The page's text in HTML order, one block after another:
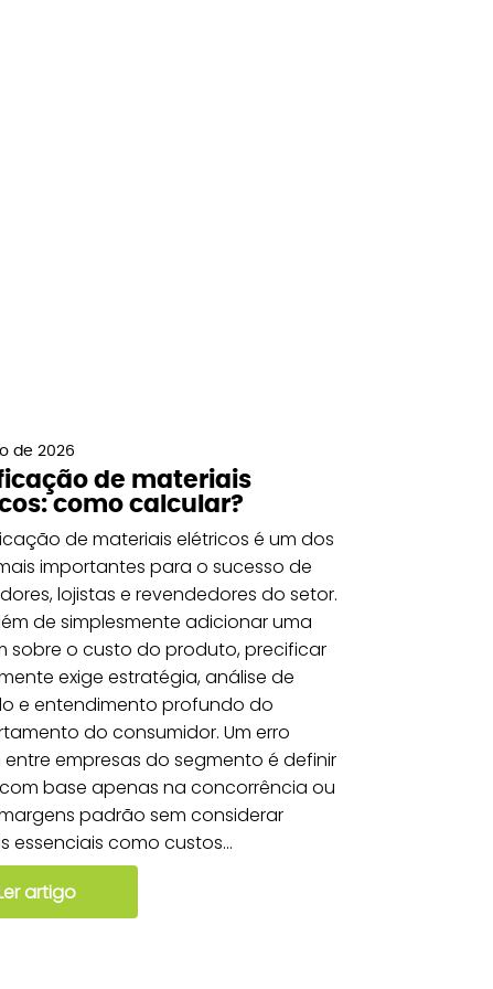
de materiais elétricos é um dos
importantes para o sucesso de
lojistas e revendedores do setor.
de simplesmente adicionar uma
sobre o custo do produto, precificar
exige estratégia, análise de
e entendimento profundo do
do consumidor. Um erro
empresas do segmento é definir
base apenas na concorrência ou
padrão sem considerar
essenciais como custos...
de materiais
como calcular?
de 2026
artigo